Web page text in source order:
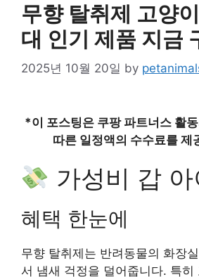
무향 탈취제 고양
대 인기 제품 지금
2025년 10월 20일 by
*이 포스팅은 쿠팡 파트너스 활
따른 일정액의 수수료를 제
가성비 갑 아
혜택 한눈에
무향 탈취제는 반려동물의 화장
서 냄새 걱정을 덜어줍니다. 특히